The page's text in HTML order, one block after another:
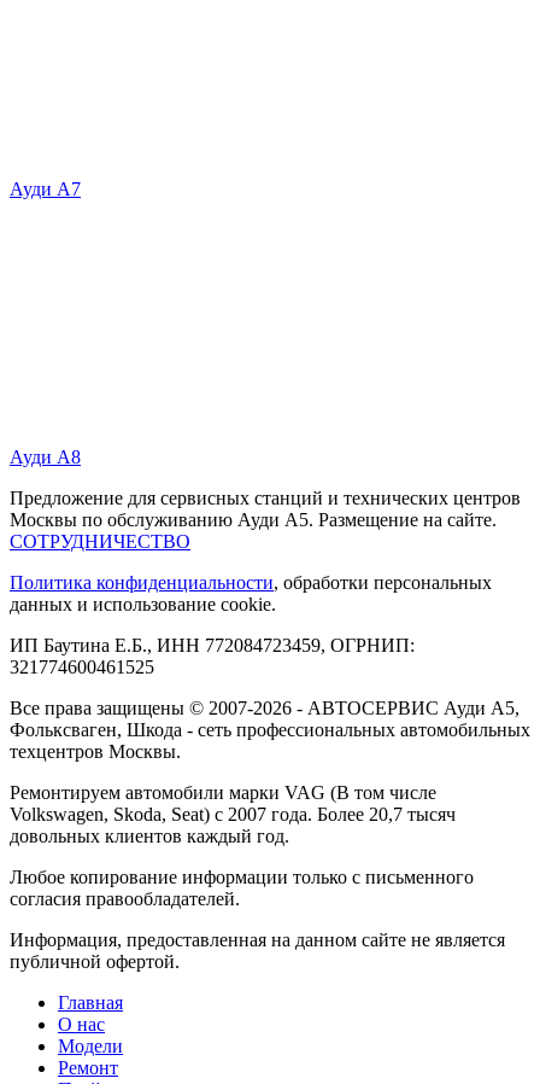
Ауди А7
Ауди А8
Предложение для сервисных станций и технических центров
Москвы по обслуживанию Ауди А5. Размещение на сайте.
СОТРУДНИЧЕСТВО
Политика конфиденциальности, обработки персональных
данных и использование cookie.
ИП Баутина Е.Б., ИНН 772084723459, ОГРНИП:
321774600461525
Все права защищены © 2007-2026 - АВТОСЕРВИС Ауди А5,
Фольксваген, Шкода - сеть профессиональных автомобильных
техцентров Москвы.
Ремонтируем автомобили марки VAG (В том числе
Volkswagen, Skoda, Seat) с 2007 года. Более 20,7 тысяч
довольных клиентов каждый год.
Любое копирование информации только с письменного
согласия правообладателей.
Информация, предоставленная на данном сайте не является
публичной офертой.
Главная
О нас
Модели
Ремонт